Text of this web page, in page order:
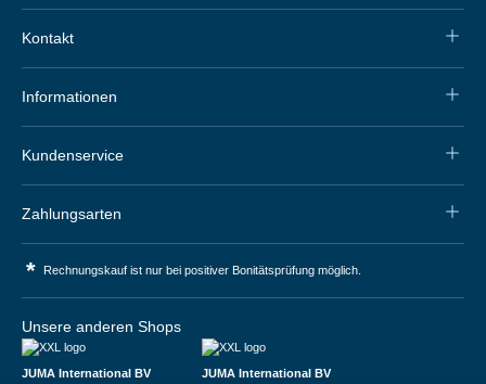
Kontakt
Informationen
Kundenservice
Zahlungsarten
* Rechnungskauf ist nur bei positiver Bonitätsprüfung möglich.
Unsere anderen Shops
JUMA International BV
JUMA International BV